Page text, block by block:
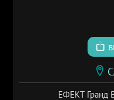
ЕФЕКТ Гранд